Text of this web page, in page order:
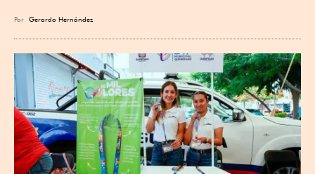
Por Gerardo Hernández